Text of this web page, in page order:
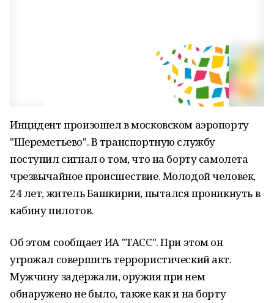
Инцидент произошел в московском аэропорту
"Шереметьево". В транспортную службу
поступил сигнал о том, что на борту самолета
чрезвычайное происшествие. Молодой человек,
24 лет, житель Башкирии, пытался проникнуть в
кабину пилотов.
Об этом сообщает ИА "ТАСС". При этом он
угрожал совершить террористический акт.
Мужчину задержали, оружия при нем
обнаружено не было, также как и на борту